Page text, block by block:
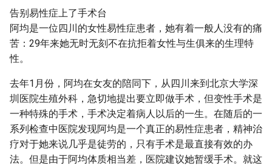
告别易性症上了手术台
阿均是一位四川的女性易性症患者，她有着一般人没有的痛
苦：29年来她无时无刻不在抗拒着女性与生俱来的生理特
性。
去年1月份，阿均在女友的陪同下，从四川来到北京大学深
圳医院生殖外科，急切地提出要立即做手术，但变性手术是
一种特殊的手术，手术决定着病人以后的一生。在随后的一
系列检查中医院发现阿均是一个真正的易性症患者，精神治
疗对于她来说几乎是徒劳的，只有手术是最直接有效的办
法。但是由于阿均体质相当差，医院建议她暂缓手术。就这